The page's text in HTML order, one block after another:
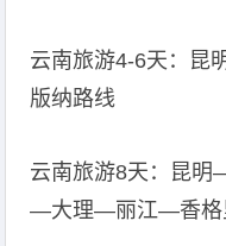
云南旅游4-6天：
版纳路线
云南旅游8天：昆
—大理—丽江—香格